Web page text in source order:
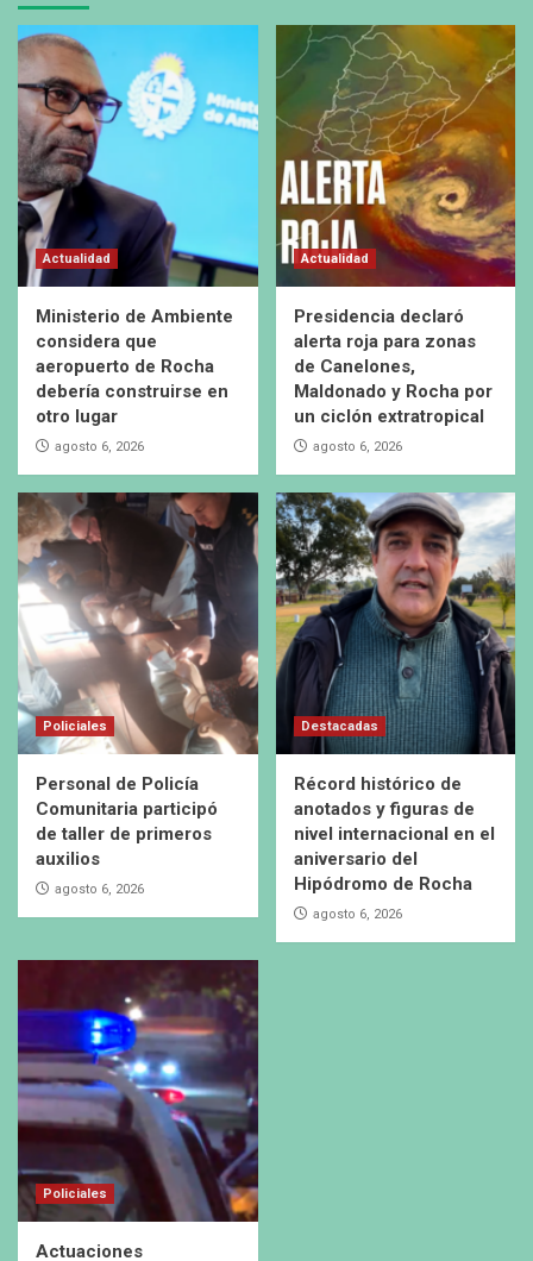
Actualidad
Ministerio de Ambiente
considera que
aeropuerto de Rocha
debería construirse en
otro lugar
agosto 6, 2026
Actualidad
Presidencia declaró
alerta roja para zonas
de Canelones,
Maldonado y Rocha por
un ciclón extratropical
agosto 6, 2026
Policiales
Personal de Policía
Comunitaria participó
de taller de primeros
auxilios
agosto 6, 2026
Destacadas
Récord histórico de
anotados y figuras de
nivel internacional en el
aniversario del
Hipódromo de Rocha
agosto 6, 2026
Policiales
Actuaciones